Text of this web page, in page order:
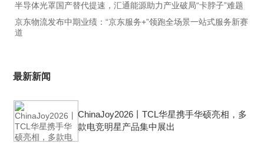
半导体光罩国产替代提速，汇通能源助力产业破局“卡脖子”难题
京东物流发布中期业绩：“京东服务+”领跑全场景一站式服务新赛
道
最新新闻
ChinaJoy2026丨TCL华星携手华硕亮相，多
款电竞明星产品集中展出